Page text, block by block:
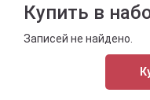
Купить в
Записей не найдено.